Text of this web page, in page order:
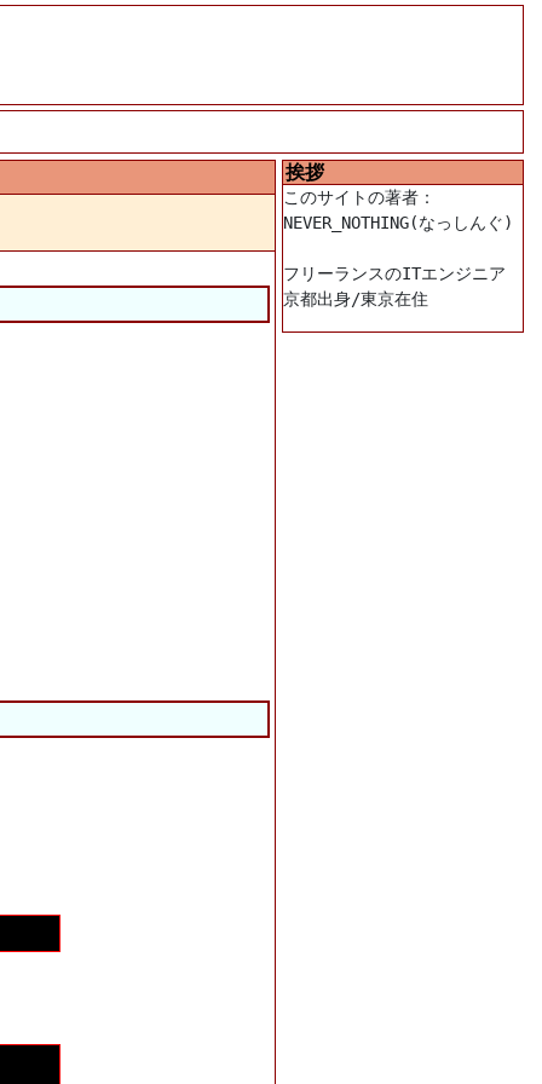
挨拶
このサイトの著者：
NEVER_NOTHING(なっしんぐ)
フリーランスのITエンジニア